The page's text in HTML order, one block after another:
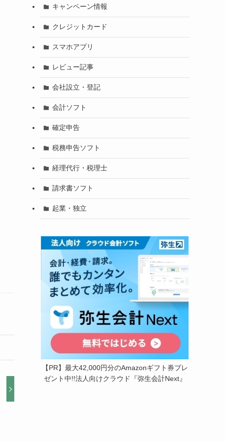
キャンペーン情報
クレジットカード
スマホアプリ
レビュー記事
会社設立・登記
会計ソフト
確定申告
税務申告ソフト
経理代行・税理士
請求書ソフト
起業・独立
【PR】最大42,000円分のAmazonギフト券プレ
ゼント中!!法人向けクラウド『弥生会計Next』